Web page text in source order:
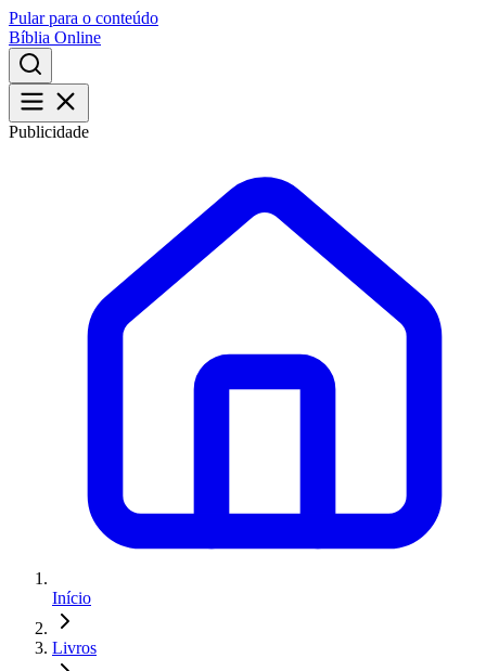
Pular para o conteúdo
Bíblia Online
Publicidade
Início
Livros